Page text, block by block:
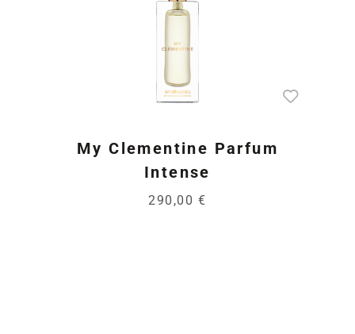
My Clementine Parfum
Intense
290,00 €